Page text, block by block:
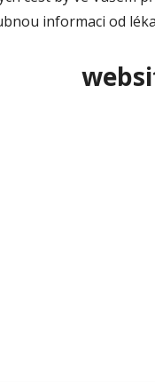
informaci od